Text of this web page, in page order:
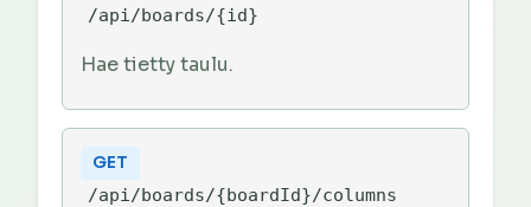
/api/boards/{id}
Hae tietty taulu.
GET
/api/boards/{boardId}/columns